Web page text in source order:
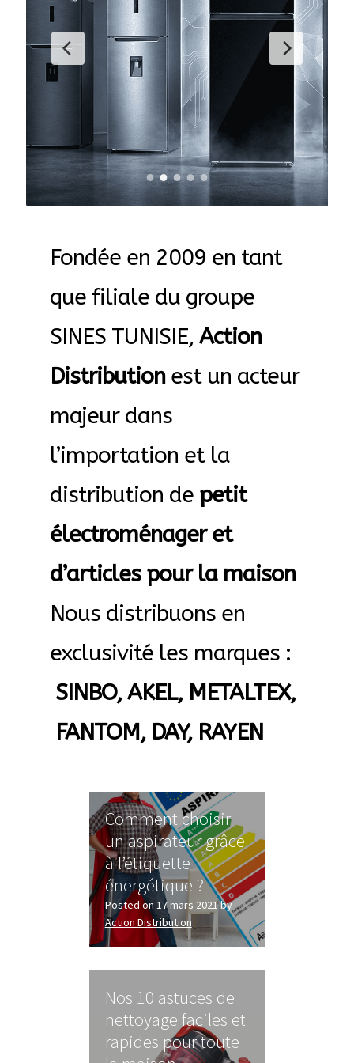
AB-635p
AB-636p
Accessoire pour table et fer à repasser
Accessoires de rangement
Accessoires salle de bain set 3pcs – 73278
Accessoires salle de bain set 3pcs – 73279
AF-3800p
AF-380F
AF-381F
AF-381p
Allume gaz – 24.50.10
Aspirateur 2 en 1 – KVC-4103
Aspirateur à main – KVC-4085 – BLANC
Aspirateur à sec silencieuse – DU-2750
Fondée en 2009 en tant
que filiale du groupe
SINES TUNISIE, Action
Distributionest un acteur
majeur dans
l’importation et la
distribution de petit
électroménager et
d’articles pour la maison
Nous distribuons en
exclusivité les marques :
SINBO, AKEL, METALTEX,
FANTOM, DAY, RAYEN
Comment choisir
un aspirateur grâce
à l’étiquette
énergétique ?
Posted on 17 mars 2021by
Action Distribution
Nos 10 astuces de
nettoyage faciles et
rapides pour toute